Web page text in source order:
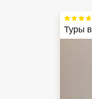
Туры в
Северный Гоа